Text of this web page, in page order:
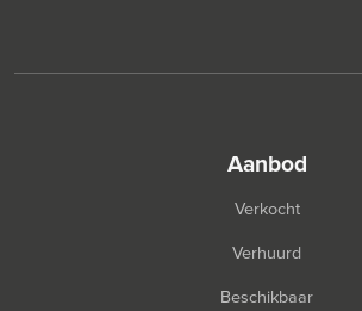
aanbod
Verkocht
Verhuurd
Beschikbaar